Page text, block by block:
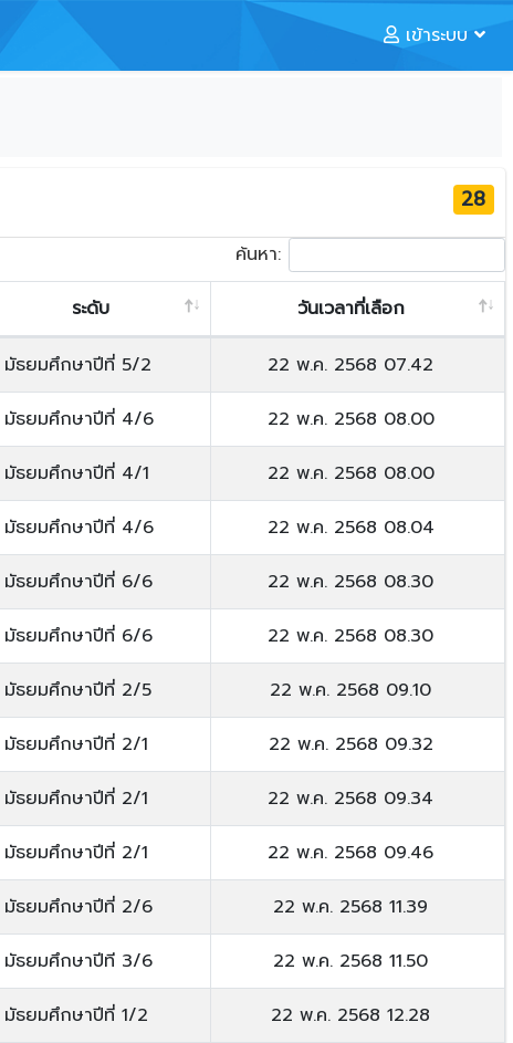
เข้าระบบ
28
ค้นหา:
ระดับ วันเวลาที่เลือก
มัธยมศึกษาปีที่ 5/2 22 พ.ค. 2568 07.42
มัธยมศึกษาปีที่ 4/6 22 พ.ค. 2568 08.00
มัธยมศึกษาปีที่ 4/1 22 พ.ค. 2568 08.00
มัธยมศึกษาปีที่ 4/6 22 พ.ค. 2568 08.04
มัธยมศึกษาปีที่ 6/6 22 พ.ค. 2568 08.30
มัธยมศึกษาปีที่ 6/6 22 พ.ค. 2568 08.30
มัธยมศึกษาปีที่ 2/5 22 พ.ค. 2568 09.10
มัธยมศึกษาปีที่ 2/1 22 พ.ค. 2568 09.32
มัธยมศึกษาปีที่ 2/1 22 พ.ค. 2568 09.34
มัธยมศึกษาปีที่ 2/1 22 พ.ค. 2568 09.46
มัธยมศึกษาปีที่ 2/6 22 พ.ค. 2568 11.39
มัธยมศึกษาปีที 3/6 22 พ.ค. 2568 11.50
มัธยมศึกษาปีที่ 1/2 22 พ.ค. 2568 12.28